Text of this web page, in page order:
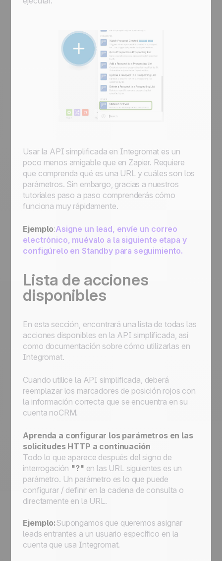
Usar la API simplificada en Integromat es un
poco menos amigable que en Zapier. Requiere
que comprenda qué es una URL y cuáles son los
parámetros. Sin embargo, gracias a nuestros
tutoriales paso a paso comprenderás cómo
funciona muy rápidamente.
Ejemplo:Asigne un lead, envíe un correo
electrónico, muévalo a la siguiente etapa y
configúrelo en Standby para seguimiento.
Lista de acciones
disponibles
En esta sección, encontrará una lista de todas las
acciones disponibles en la API simplificada, así
como documentación sobre cómo utilizarlas en
Integromat.
Cuando utilice la API simplificada, deberá
reemplazar los marcadores de posición rojos con
la información correcta que se encuentra en su
cuenta noCRM.
Aprenda a configurar los parámetros en las
solicitudes HTTP a continuación
Todo lo que aparece después del signo de
interrogación "?" en las URL siguientes es un
parámetro. Un parámetro es lo que puede
configurar / definir en la cadena de consulta o
directamente en la URL.
Ejemplo:Supongamos que queremos asignar
leads entrantes a un usuario específico en la
cuenta que usa Integromat.